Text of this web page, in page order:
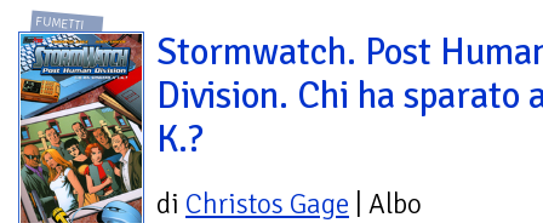
FUMETTI
Stormwatch. Post
Division. Chi ha sparato
K.?
di Christos Gage | Albo